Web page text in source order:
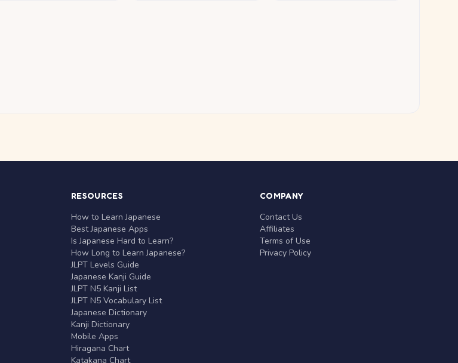
RESOURCES
How to Learn Japanese
Best Japanese Apps
Is Japanese Hard to Learn?
How Long to Learn Japanese?
JLPT Levels Guide
Japanese Kanji Guide
JLPT N5 Kanji List
JLPT N5 Vocabulary List
Japanese Dictionary
Kanji Dictionary
Mobile Apps
Hiragana Chart
Katakana Chart
COMPANY
Contact Us
Affiliates
Terms of Use
Privacy Policy